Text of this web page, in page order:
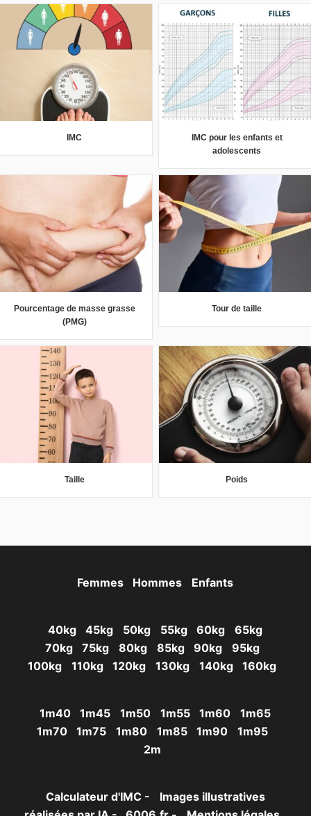
IMC
IMC pour les enfants et
adolescents
Pourcentage de masse grasse
(PMG)
Tour de taille
Taille Poids
Femmes Hommes Enfants
40kg 45kg 50kg 55kg 60kg
65kg
70kg
75kg 80kg 85kg 90kg
95kg
100kg
110kg 120kg 130kg 140kg 160kg
1m40 1m45 1m50 1m55 1m60
1m65
1m70
1m75 1m80 1m85 1m90
1m95
2m
Calculateur d'IMC -
Images illustratives